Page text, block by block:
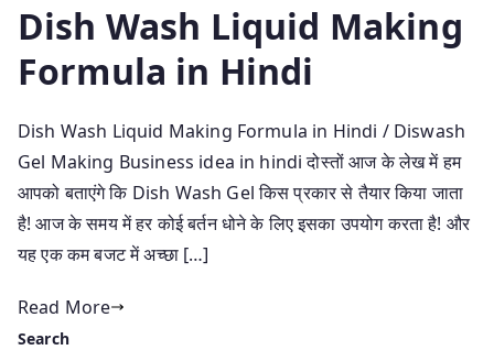
Dish Wash Liquid Making
Formula in Hindi
Dish Wash Liquid Making Formula in Hindi / Diswash
Gel Making Business idea in hindi दोस्तों आज के लेख में हम
आपको बताएंगे कि Dish Wash Gel किस प्रकार से तैयार किया जाता
है! आज के समय में हर कोई बर्तन धोने के लिए इसका उपयोग करता है! और
यह एक कम बजट में अच्छा […]
Read More
Search